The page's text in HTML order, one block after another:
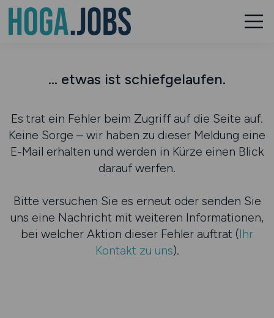
... etwas ist schiefgelaufen.
Es trat ein Fehler beim Zugriff auf die Seite auf.
Keine Sorge – wir haben zu dieser Meldung eine
E-Mail erhalten und werden in Kürze einen Blick
darauf werfen.
Bitte versuchen Sie es erneut oder senden Sie
uns eine Nachricht mit weiteren Informationen,
bei welcher Aktion dieser Fehler auftrat (Ihr
Kontakt zu uns).